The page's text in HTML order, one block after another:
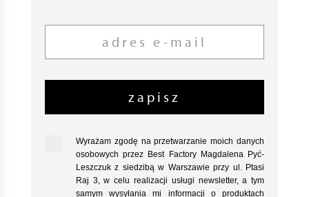
zapisz
Wyrażam zgodę na przetwarzanie moich danych
osobowych przez Best Factory Magdalena Pyć-
Leszczuk z siedzibą w Warszawie przy ul. Ptasi
Raj 3, w celu realizacji usługi newsletter, a tym
samym wysyłania mi informacji o produktach